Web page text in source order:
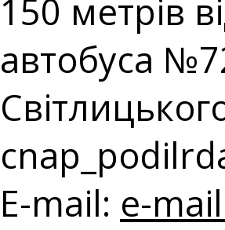
150 метрів
автобуса
E-mail: e-